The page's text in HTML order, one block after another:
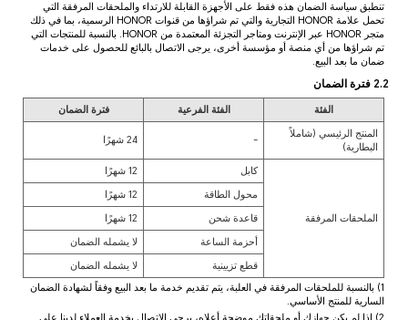
تنطبق سياسة الضمان هذه فقط على الأجهزة القابلة للارتداء والملحقات المرفقة التي
تحمل علامة HONOR التجارية والتي تم شراؤها من قنوات HONOR الرسمية، بما في ذلك
متجر HONOR عبر الإنترنت ومتاجر التجزئة المعتمدة من HONOR. بالنسبة للمنتجات التي
تم شراؤها من أي منصة أو مؤسسة أخرى، يرجى الاتصال بالبائع للحصول على خدمات
ضمان ما بعد البيع.
2.2 فترة الضمان
الفئة الفئة الفرعية فترة الضمان
المنتج الرئيسي (شاملاً
البطارية)
- 24 شهرًا
الملحقات المرفقة
كابل 12 شهرًا
محول الطاقة 12 شهرًا
قاعدة شحن 12 شهرًا
أحزمة الساعة لا يشمله الضمان
قطع تزيينية لا يشمله الضمان
1) بالنسبة للملحقات المرفقة في العلبة، يتم تقديم خدمة ما بعد البيع وفقاً لشهادة الضمان
السارية للمنتج الأساسي.
2) إذا لم يكن جهازك أو ملحقاتك موضحة أعلاه، يرجى الاتصال بخدمة العملاء لدينا على